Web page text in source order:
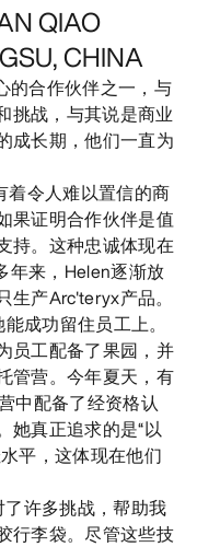
QIAO
CHINA
的合作伙伴之一，与
挑战，与其说是商业
成长期，他们一直为
着令人难以置信的商
果证明合作伙伴是值
持。这种忠诚体现在
年来，Helen逐渐放
产Arc'teryx产品。
成功留住员工上。
员工配备了果园，并
管营。今年夏天，有
中配备了经资格认
她真正追求的是“以
平，这体现在他们
许多挑战，帮助我
行李袋。尽管这些技